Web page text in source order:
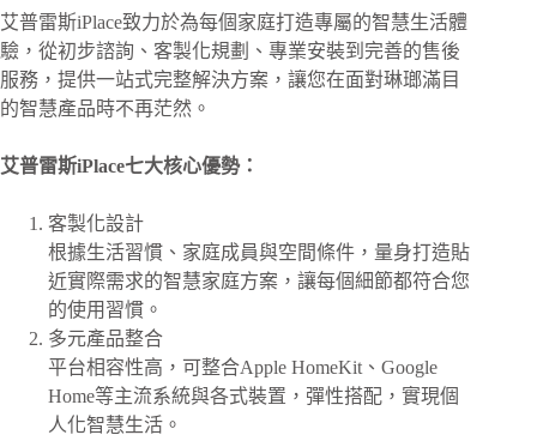
艾普雷斯iPlace致力於為每個家庭打造專屬的智慧生活體
驗，從初步諮詢、客製化規劃、專業安裝到完善的售後
服務，提供一站式完整解決方案，讓您在面對琳瑯滿目
的智慧產品時不再茫然。
艾普雷斯iPlace七大核心優勢：
客製化設計
根據生活習慣、家庭成員與空間條件，量身打造貼
近實際需求的智慧家庭方案，讓每個細節都符合您
的使用習慣。
多元產品整合
平台相容性高，可整合Apple HomeKit、Google
Home等主流系統與各式裝置，彈性搭配，實現個
人化智慧生活。